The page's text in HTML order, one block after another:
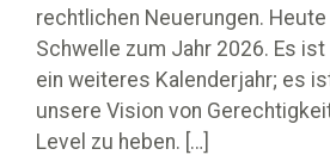
rechtlichen Neuerungen.
Schwelle zum Jahr 2026. Es
ein weiteres Kalenderjahr; es
unsere Vision von
Level zu heben. […]